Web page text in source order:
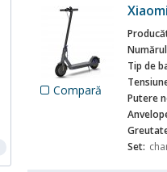
Compară
Tip de
Putere
Set: